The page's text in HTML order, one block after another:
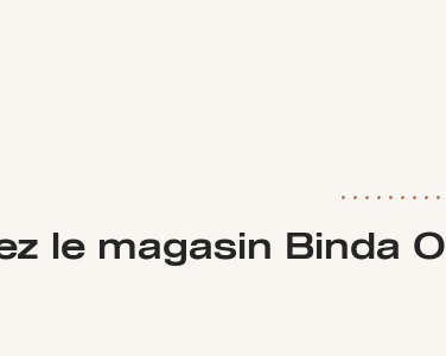
le magasin Binda